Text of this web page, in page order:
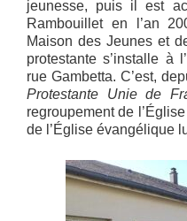
jeunesse, puis il est
Rambouillet en l’an
Maison des Jeunes et
protestante s’installe à
rue Gambetta. C’est,
Protestante Unie de
regroupement de
de l’Église évangélique